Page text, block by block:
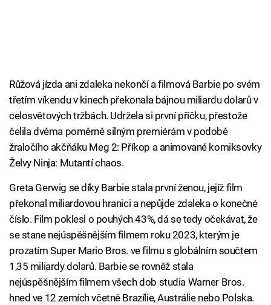
Růžová jízda ani zdaleka nekončí a filmová Barbie po svém
třetím víkendu v kinech překonala bájnou miliardu dolarů v
celosvětových tržbách. Udržela si první příčku, přestože
čelila dvěma poměrně silným premiérám v podobě
žraločího akčňáku Meg 2: Příkop a animované komiksovky
Želvy Ninja: Mutantí chaos.
Greta Gerwig se díky Barbie stala první ženou, jejíž film
překonal miliardovou hranici a nepůjde zdaleka o konečné
číslo. Film poklesl o pouhých 43%, dá se tedy očekávat, že
se stane nejúspěšnějším filmem roku 2023, kterým je
prozatím Super Mario Bros. ve filmu s globálním součtem
1,35 miliardy dolarů. Barbie se rovněž stala
nejúspěšnějším filmem všech dob studia Warner Bros.
hned ve 12 zemích včetně Brazílie, Austrálie nebo Polska.